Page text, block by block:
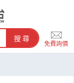
搜尋
免費詢價